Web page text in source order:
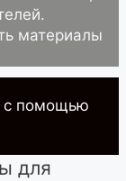
материалы
с помощью
для